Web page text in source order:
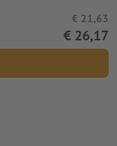
€ 21,63
€ 26,17